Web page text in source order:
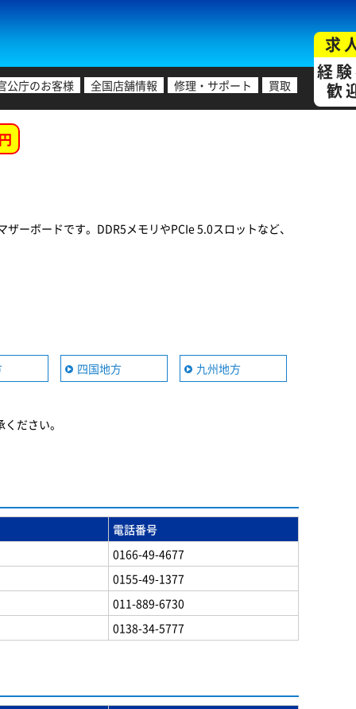
公庁のお客様 全国店舗情報 修理・サポート 買取
求
経
歓
ーボードです。DDR5メモリやPCIe 5.0スロットなど、
四国地方 九州地方
ださい。
電話番号
0166-49-4677
0155-49-1377
011-889-6730
0138-34-5777